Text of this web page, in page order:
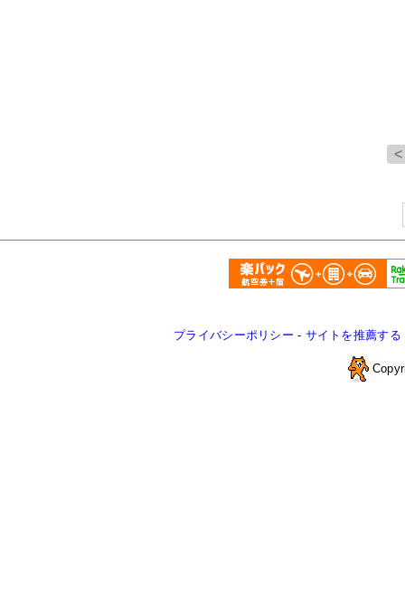
プライバシーポリシー - サイトを推薦する